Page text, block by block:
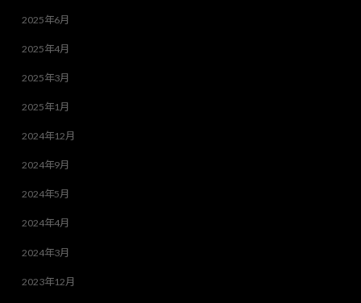
2025年6月
2025年4月
2025年3月
2025年1月
2024年12月
2024年9月
2024年5月
2024年4月
2024年3月
2023年12月